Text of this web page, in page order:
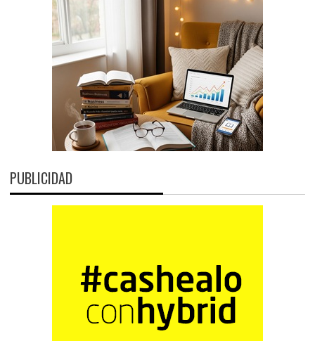
PUBLICIDAD